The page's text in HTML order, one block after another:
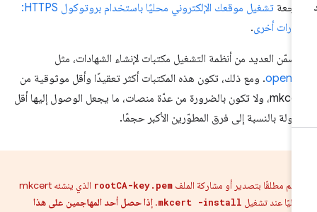
تشغيل موقعك الإلكتروني محليًا باستخدام بروتوكول HTTPS:
أخرى.
العديد من أنظمة التشغيل مكتبات لإنشاء الشهادات، مثل
. ومع ذلك، تكون هذه المكتبات أكثر تعقيدًا وأقل موثوقية من
mkcert، ولا تكون بالضرورة من عدّة منصات، ما يجعل الوصول إليها أقل
بالنسبة إلى فرق المطوّرين الأكبر حجمًا.
تقم مطلقًا بتصدير أو مشاركة الملفrootCA-key.pem
الذي ينشئه mkcert
عند تشغيلmkcert -install
.إذا حصل أحد المهاجمين على هذا